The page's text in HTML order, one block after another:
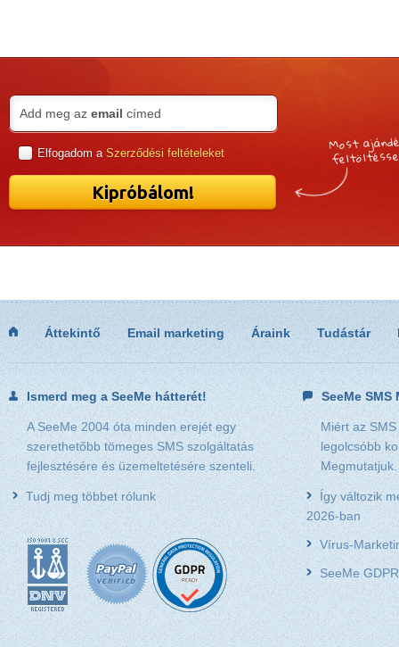
Add meg az email címed
Elfogadom a Szerződési feltételeket
Kipróbálom!
Most
Áttekintő Email marketing Áraink Tudástár
Ismerd meg a SeeMe hátterét!
A SeeMe 2004 óta minden erejét egy
szerethetőbb tömeges SMS szolgáltatás
fejlesztésére és üzemeltetésére szenteli.
Tudj meg többet rólunk
SeeMe
Miért az
legolcsóbb
Megmutatjuk.
Így változik
2026-ban
Vírus-
SeeMe